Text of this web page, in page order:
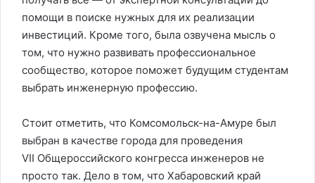
помощи в поиске нужных для их реализации
инвестиций. Кроме того, была озвучена мысль о
том, что нужно развивать профессиональное
сообщество, которое поможет будущим студентам
выбрать инженерную профессию.
Стоит отметить, что Комсомольск-на-Амуре был
выбран в качестве города для проведения
VII Общероссийского конгресса инженеров не
просто так. Дело в том, что Хабаровский край